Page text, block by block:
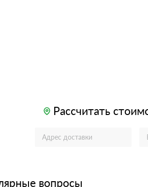
Рассчитать
вопросы